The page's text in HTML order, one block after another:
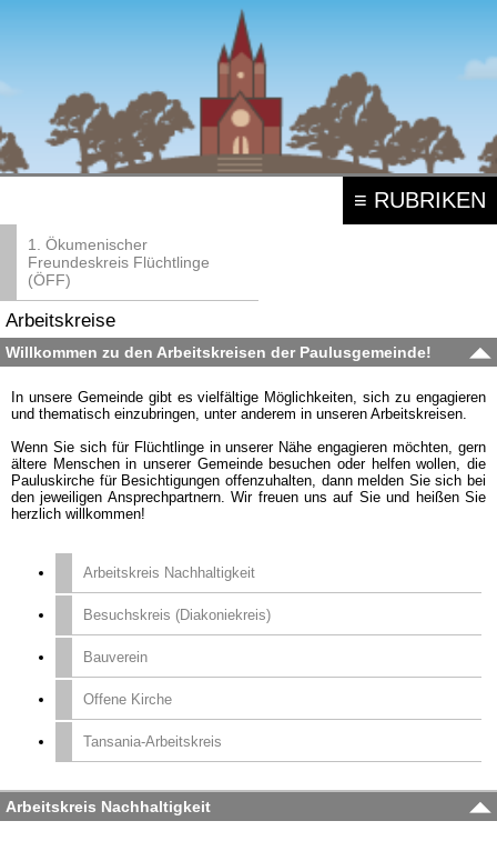
≡ RUBRIKEN
1. Ökumenischer
Freundeskreis Flüchtlinge
(ÖFF)
Arbeitskreise
Willkommen zu den Arbeitskreisen der Paulusgemeinde!
In unsere Gemeinde gibt es vielfältige Möglichkeiten, sich zu engagieren
und thematisch einzubringen, unter anderem in unseren Arbeitskreisen.
Wenn Sie sich für Flüchtlinge in unserer Nähe engagieren möchten, gern
ältere Menschen in unserer Gemeinde besuchen oder helfen wollen, die
Pauluskirche für Besichtigungen offenzuhalten, dann melden Sie sich bei
den jeweiligen Ansprechpartnern. Wir freuen uns auf Sie und heißen Sie
herzlich willkommen!
Arbeitskreis Nachhaltigkeit
Besuchskreis (Diakoniekreis)
Bauverein
Offene Kirche
Tansania-Arbeitskreis
Arbeitskreis Nachhaltigkeit